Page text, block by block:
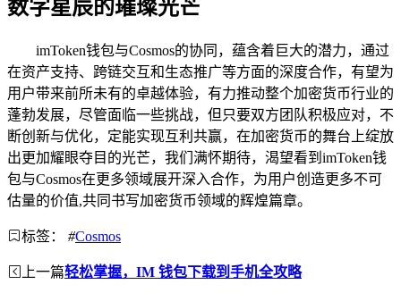
数字星辰的璀璨光芒
imToken钱包与Cosmos的协同，蕴含着巨大的潜力，通过
在资产支持、跨链交互和生态推广等方面的深度合作，有望为
用户带来前所未有的卓越体验，有力推动整个加密货币行业的
蓬勃发展，尽管面临一些挑战，但只要双方团队积极应对，不
断创新与优化，定能实现互利共赢，在加密货币的舞台上绽放
出更加耀眼夺目的光芒，我们满怀期待，渴望看到imToken钱
包与Cosmos在更多领域展开深入合作，为用户创造更多不可
估量的价值,共同书写加密货币领域的辉煌篇章。
标签： #Cosmos
上一篇轻松掌握，IM 钱包下载到手机全攻略